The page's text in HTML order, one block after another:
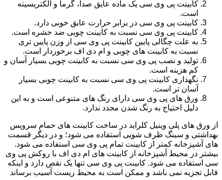
کابینت پی وی سی یک ماده عایق صدا، گرما و الکتریسیته
است.
کابینت پی وی سی در برابر حرارت عایق خوبی دارد.
کابینت پی وی سی نسبت به کابینت چوبی ضد حشره است.
به علت چگالی پایین کابینت پی وی سی از وزن پایین تری
نسبت به کابینت های چوبی و ام دی اف برخوردار است.
تولید و نصب پی وی سی نسبت به کابینت چوبی بسیار آسان و
کم هزینه است.
نگهداری کابینت پی وی سی نسبت به کابینت چوبی بسیار
آسان تر است.
ورق های پی وی سی دارای رنگ های متنوعی است و به این
دلیل احتیاج به رنگ شدن مجدد ندارد.
از ورق های پلی وینیل کلراید در ساخت کابینت های حمام سرویس
بهداشتی و سینگ ظرف شویی استفاده می شود؛ و در دیگر قسمت
های آشپزخانه کمتر از کابینت تمام پی وی سی استفاده می شود.
بیشتر در محیط آشپزخانه از کابینت های ام دی اف با روکش پی وی
سی استفاده می شود. کابینت پی وی سی تنها یک نقص دارد و اینکه
قابل تجزیه نمی باشد و ممکن است به محیط زیست آسیب برساند